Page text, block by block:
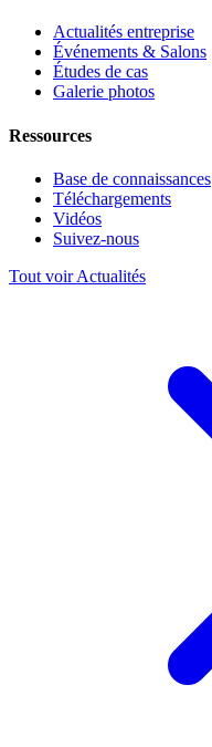
Actualités entreprise
Événements & Salons
Études de cas
Galerie photos
Ressources
Base de connaissances
Téléchargements
Vidéos
Suivez-nous
Tout voir Actualités